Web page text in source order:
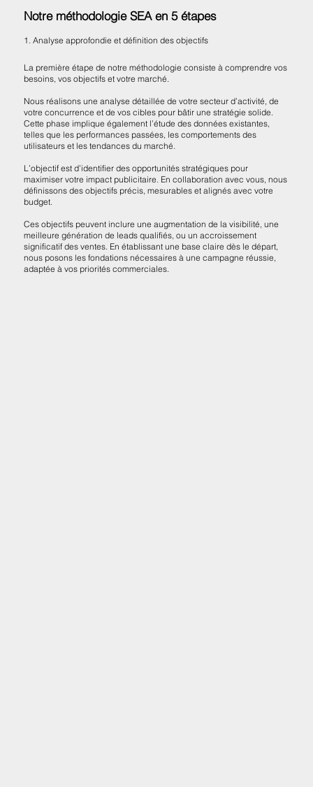
Notre méthodologie SEA en 5 étapes
1. Analyse approfondie et définition des objectifs
La première étape de notre méthodologie consiste à comprendre vos
besoins, vos objectifs et votre marché.
Nous réalisons une analyse détaillée de votre secteur d’activité, de
votre concurrence et de vos cibles pour bâtir une stratégie solide.
Cette phase implique également l’étude des données existantes,
telles que les performances passées, les comportements des
utilisateurs et les tendances du marché.
L’objectif est d’identifier des opportunités stratégiques pour
maximiser votre impact publicitaire. En collaboration avec vous, nous
définissons des objectifs précis, mesurables et alignés avec votre
budget.
Ces objectifs peuvent inclure une augmentation de la visibilité, une
meilleure génération de leads qualifiés, ou un accroissement
significatif des ventes. En établissant une base claire dès le départ,
nous posons les fondations nécessaires à une campagne réussie,
adaptée à vos priorités commerciales.